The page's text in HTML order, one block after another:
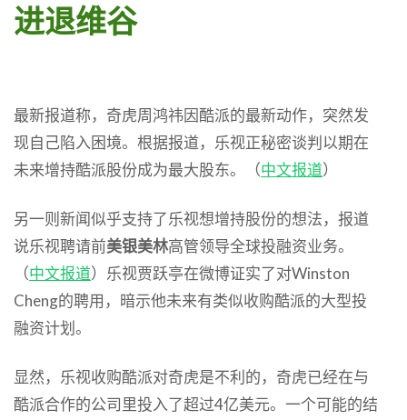
进退维谷
最新报道称，奇虎周鸿祎因酷派的最新动作，突然发
现自己陷入困境。根据报道，乐视正秘密谈判以期在
未来增持酷派股份成为最大股东。（中文报道）
另一则新闻似乎支持了乐视想增持股份的想法，报道
说乐视聘请前美银美林高管领导全球投融资业务。
（中文报道）乐视贾跃亭在微博证实了对Winston
Cheng的聘用，暗示他未来有类似收购酷派的大型投
融资计划。
显然，乐视收购酷派对奇虎是不利的，奇虎已经在与
酷派合作的公司里投入了超过4亿美元。一个可能的结